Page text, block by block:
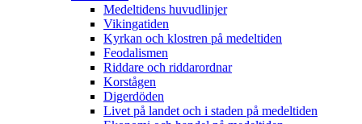
Medeltidens huvudlinjer
Vikingatiden
Kyrkan och klostren på medeltiden
Feodalismen
Riddare och riddarordnar
Korstågen
Digerdöden
Livet på landet och i staden på medeltiden